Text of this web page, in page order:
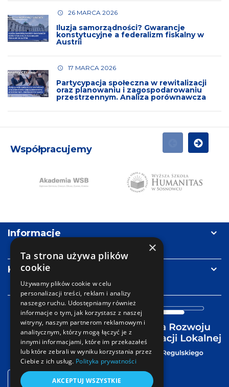
26 MARCA 2026
Iluzja samorządności? Gwarancje
konstytucyjne a federalizm fiskalny w
Austrii
17 MARCA 2026
Partycypacja społeczna w rewitalizacji
oraz planowaniu i zagospodarowaniu
przestrzennym. Analiza porównawcza
Współpracujemy POPRZEDNI
Informacje
Kontakt
FacebookLinkedIn
mail
logowania
×
Ta strona używa plików
cookie
Używamy plików cookie w celu
personalizacji treści, reklam i analizy
naszego ruchu. Udostępniamy również
informacje o tym, jak korzystasz z naszej
witryny, naszym partnerom reklamowym i
analitycznym, którzy mogą łączyć je z
innymi informacjami, które im przekazałeś
lub które zebrali w wyniku korzystania przez
Ciebie z ich usług. Polityka prywatności
AKCEPTUJ WSZYSTKIE